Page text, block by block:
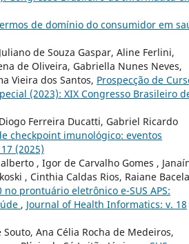
de domínio do consumidor em
de Souza Gaspar, Aline Ferlini,
de Oliveira, Gabriella Nunes Neves,
Vieira dos Santos, Prospecção de
(2023): XIX Congresso Brasileiro
Ferreira Ducatti, Gabriel Ricardo
checkpoint imunológico: eventos
(2025)
, Igor de Carvalho Gomes ,
, Cinthia Caldas Rios, Raiane
no prontuário eletrônico e-SUS APS:
, Journal of Health Informatics: v. 18
Ana Célia Rocha de Medeiros,